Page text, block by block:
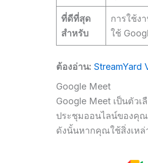
ที่ดีที่สุด
สำหรับ
การใช้ง
ใช้
ต้องอ่าน:
Google Meet
Google Meet เป็นตัว
ประชุมออนไลน์ของคุณ
ดังนั้นหากคุณใช้สิ่งเหล่